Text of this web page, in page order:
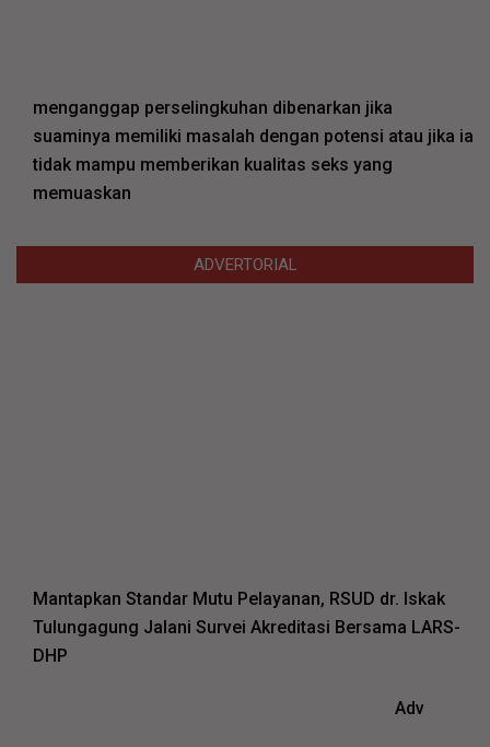
menganggap perselingkuhan dibenarkan jika
suaminya memiliki masalah dengan potensi atau jika ia
tidak mampu memberikan kualitas seks yang
memuaskan
ADVERTORIAL
Mantapkan Standar Mutu Pelayanan, RSUD dr. Iskak
Tulungagung Jalani Survei Akreditasi Bersama LARS-
DHP
Adv